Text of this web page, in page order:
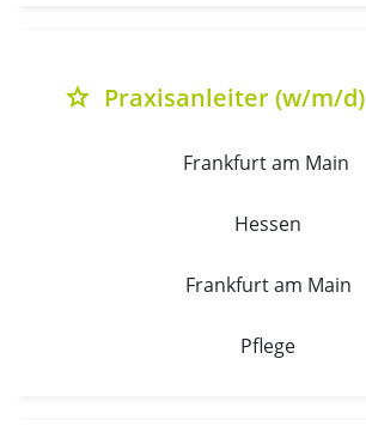
grade Praxisanleiter (w/m/d)
Frankfurt am Main
Hessen
Frankfurt am Main
Pflege